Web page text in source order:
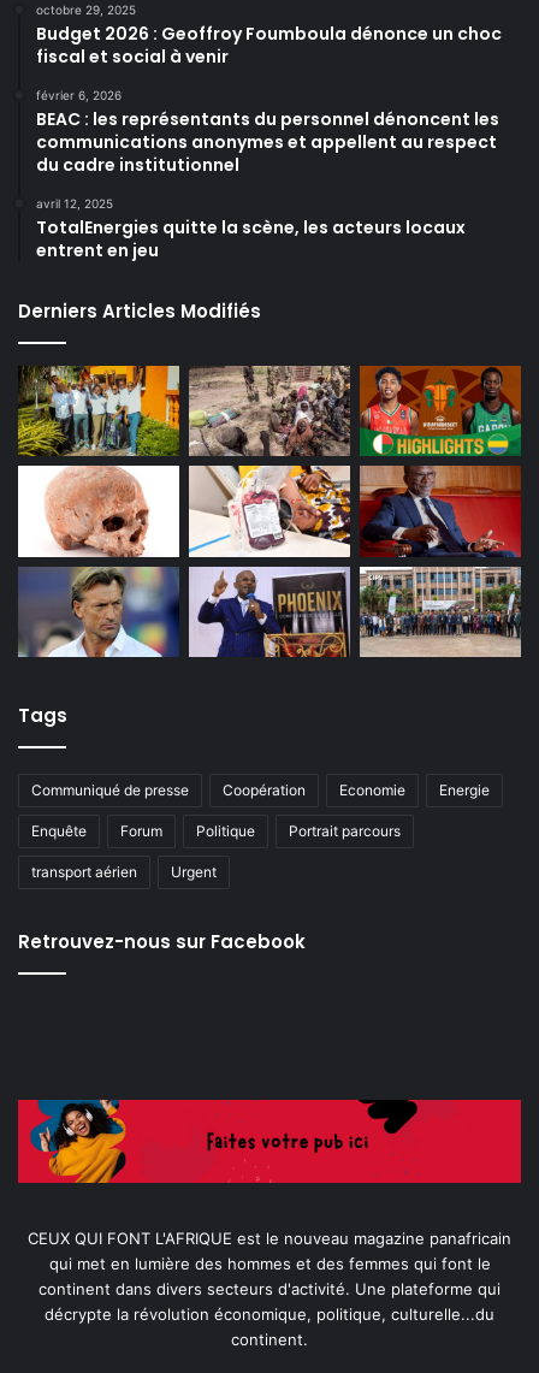
octobre 29, 2025
Budget 2026 : Geoffroy Foumboula dénonce un choc
fiscal et social à venir
février 6, 2026
BEAC : les représentants du personnel dénoncent les
communications anonymes et appellent au respect
du cadre institutionnel
avril 12, 2025
TotalEnergies quitte la scène, les acteurs locaux
entrent en jeu
Derniers Articles Modifiés
Tags
Communiqué de presse Coopération Economie Energie
Enquête Forum Politique Portrait parcours
transport aérien Urgent
Retrouvez-nous sur Facebook
CEUX QUI FONT L'AFRIQUE est le nouveau magazine panafricain
qui met en lumière des hommes et des femmes qui font le
continent dans divers secteurs d'activité. Une plateforme qui
décrypte la révolution économique, politique, culturelle...du
continent.